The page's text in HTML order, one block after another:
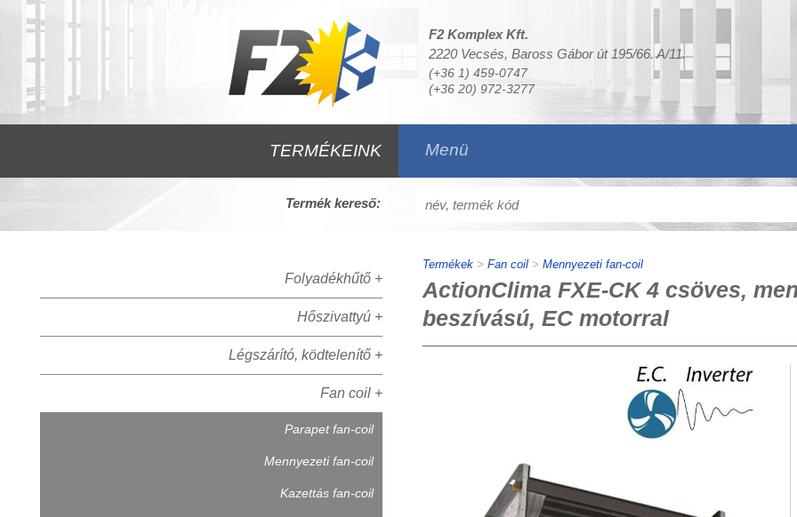
F2 Komplex Kft.
2220 Vecsés, Baross Gábor út 195/66. A/11.
(+36 1) 459-0747
(+36 20) 972-3277
TERMÉKEINK Menü
Termék kereső:
Folyadékhűtő +
Hőszivattyú +
Légszárító, ködtelenítő +
Fan coil +
Parapet fan-coil
Mennyezeti fan-coil
Kazettás fan-coil
Termékek> Fan coil> Mennyezeti fan-coil
ActionClima FXE-CK 4 csöves,
beszívású, EC motorral